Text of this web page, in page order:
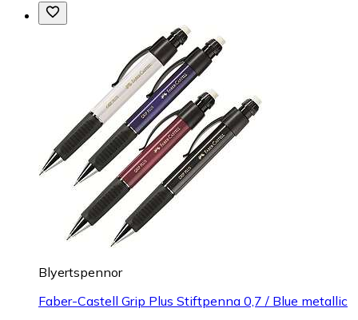
Blyertspennor
Faber-Castell Grip Plus Stiftpenna 0,7 / Blue metallic